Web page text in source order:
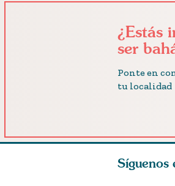
¿Estás
ser
Ponte en
tu localidad
Síguenos